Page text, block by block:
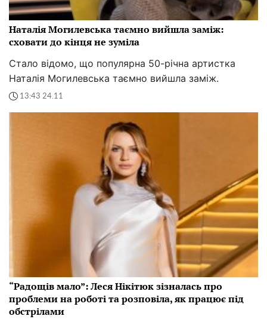
Наталія Могилевська таємно вийшла заміж:
сховати до кінця не зуміла
Стало відомо, що популярна 50-річна артистка
Наталія Могилевська таємно вийшла заміж.
13:43 24.11
“Радощів мало”: Леся Нікітюк зізналась про
проблеми на роботі та розповіла, як працює під
обстрілами